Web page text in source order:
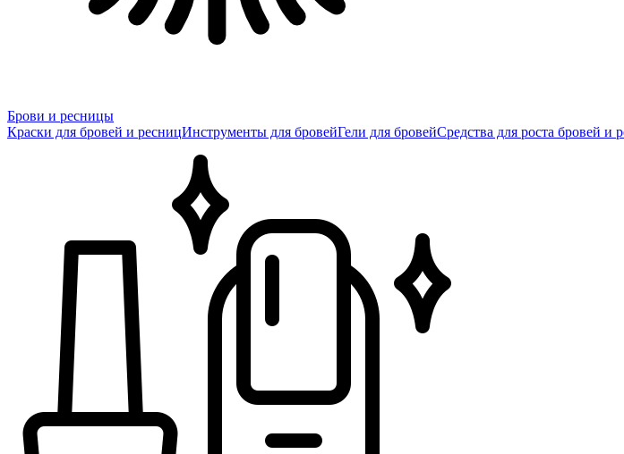
Брови и ресницы
Краски для бровей и ресницИнструменты для бровейГели для бровейСредства для роста бровей и